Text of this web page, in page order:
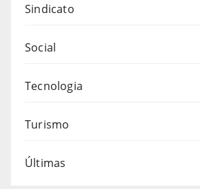
Sindicato
Social
Tecnologia
Turismo
Últimas